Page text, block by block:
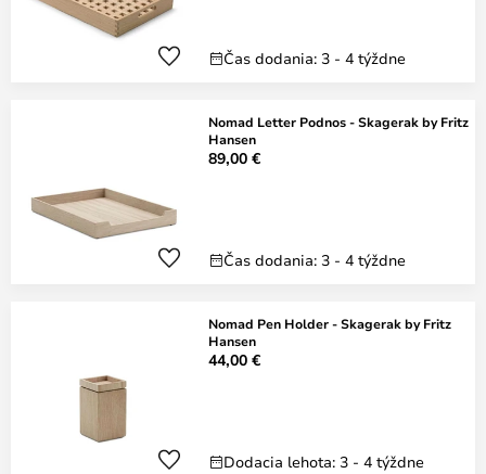
Čas dodania: 3 - 4 týždne
Nomad Letter Podnos - Skagerak by Fritz
Hansen
89,00 €
Čas dodania: 3 - 4 týždne
Nomad Pen Holder - Skagerak by Fritz
Hansen
44,00 €
Dodacia lehota: 3 - 4 týždne